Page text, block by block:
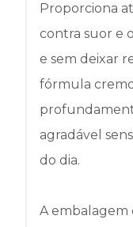
Proporciona
contra suor e
e sem deixar
fórmula
agradável
do dia.
A embalagem